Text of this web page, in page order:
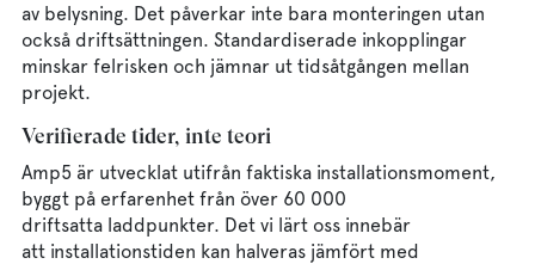
av belysning. Det påverkar inte bara monteringen utan
också driftsättningen. Standardiserade inkopplingar
minskar felrisken och jämnar ut tidsåtgången mellan
projekt.
Verifierade tider, inte teori
Amp5 är utvecklat utifrån faktiska installationsmoment,
byggt på erfarenhet från över 60 000
driftsatta laddpunkter. Det vi lärt oss innebär
att installationstiden kan halveras jämfört med